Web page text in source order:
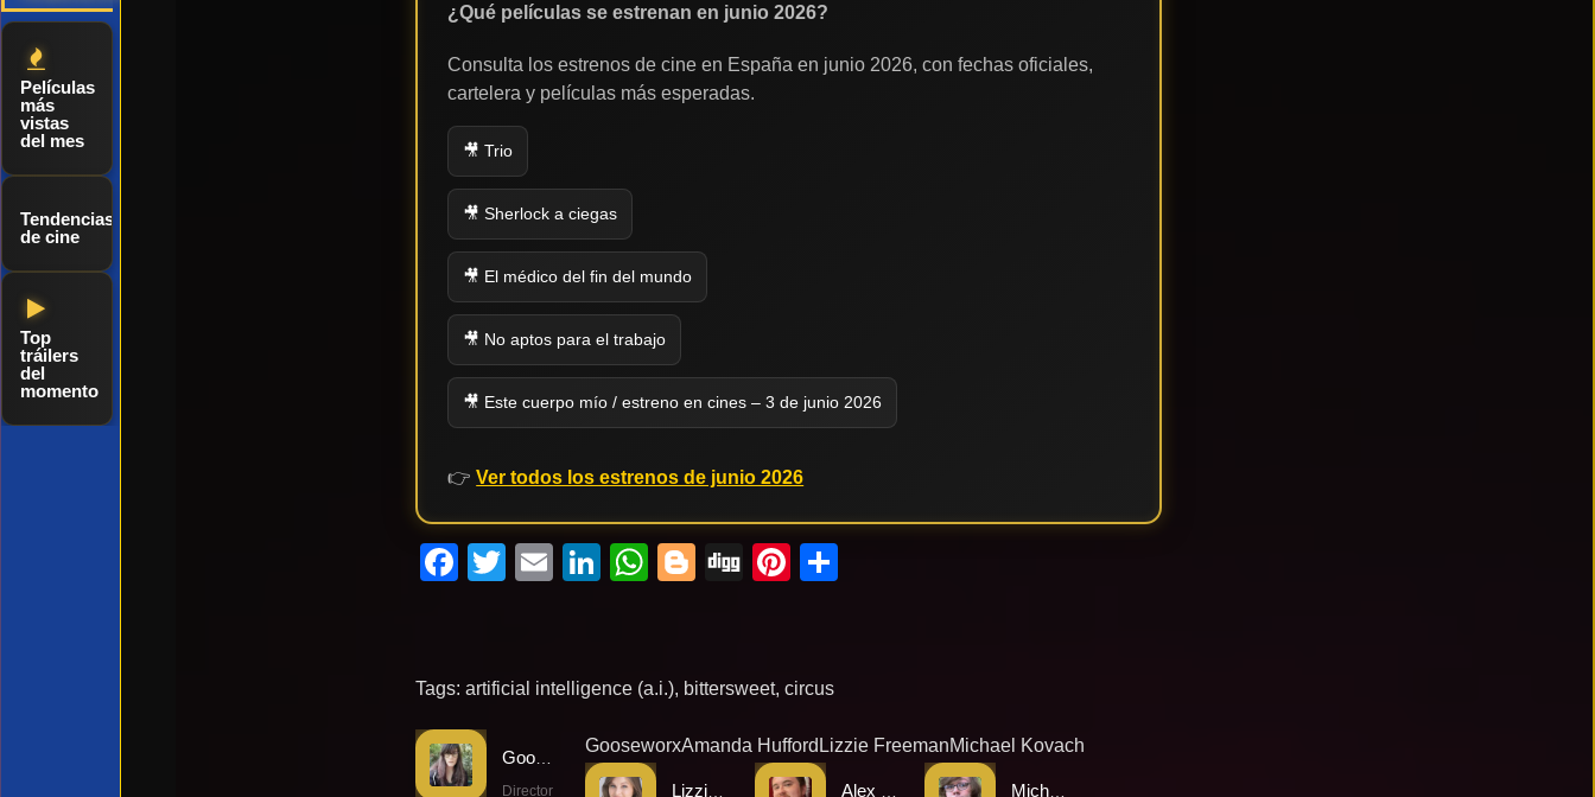
Películas
más
vistas
del mes
Tendencias
de cine
Top
tráilers
del
momento
¿Qué películas se estrenan en junio 2026?
Consulta los estrenos de cine en España en junio 2026, con fechas oficiales,
cartelera y películas más esperadas.
🎥 Trio
🎥 Sherlock a ciegas
🎥 El médico del fin del mundo
🎥 No aptos para el trabajo
🎥 Este cuerpo mío / estreno en cines – 3 de junio 2026
👉Ver todos los estrenos de junio 2026
Facebook
Twitter
EmailLinkedIn
WhatsApp
Blogger
DiggPinterest
Tags:artificial intelligence (a.i.), bittersweet,circus
Director
GooseworxAmanda Hufford Lizzie FreemanMichael Kovach
Michael Kovach